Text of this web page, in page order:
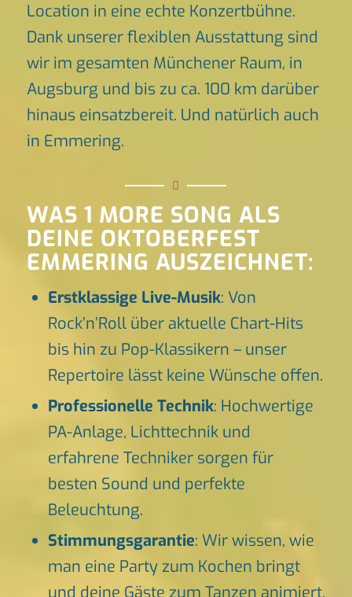
Location in eine echte Konzertbühne.
Dank unserer flexiblen Ausstattung sind
wir im gesamten Münchener Raum, in
Augsburg und bis zu ca. 100 km darüber
hinaus einsatzbereit. Und natürlich auch
in Emmering.
WAS 1 MORE SONG ALS
DEINE OKTOBERFEST
EMMERING AUSZEICHNET:
Erstklassige Live-Musik: Von
Rock’n’Roll über aktuelle Chart-Hits
bis hin zu Pop-Klassikern – unser
Repertoire lässt keine Wünsche offen.
Professionelle Technik: Hochwertige
PA-Anlage, Lichttechnik und
erfahrene Techniker sorgen für
besten Sound und perfekte
Beleuchtung.
Stimmungsgarantie: Wir wissen, wie
man eine Party zum Kochen bringt